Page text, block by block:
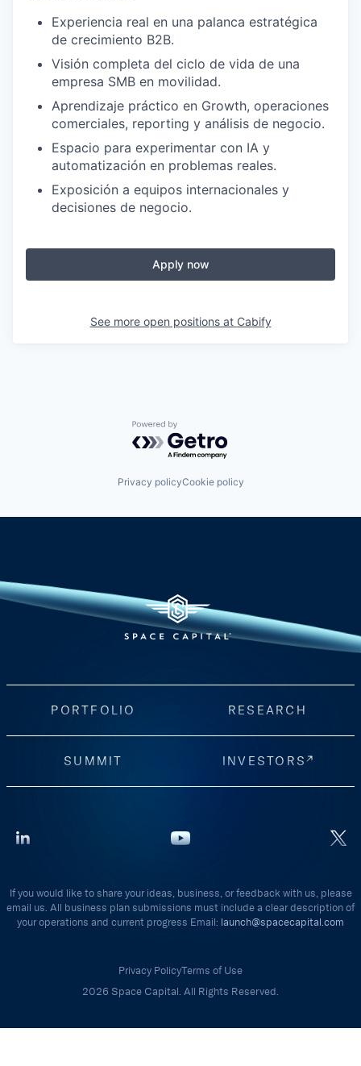
Experiencia real en una palanca estratégica
de crecimiento B2B.
Visión completa del ciclo de vida de una
empresa SMB en movilidad.
Aprendizaje práctico en Growth, operaciones
comerciales, reporting y análisis de negocio.
Espacio para experimentar con IA y
automatización en problemas reales.
Exposición a equipos internacionales y
decisiones de negocio.
Apply now
See more open positions at Cabify
Powered by Getro.com
Privacy policyCookie policy
PORTFOLIO RESEARCH
SUMMIT INVESTORS
If you would like to share your ideas, business, or feedback with us, please
email us. All business plan submissions must include a clear description of
your operations and current progress Email: launch@spacecapital.com
Privacy PolicyTerms of Use
2026 Space Capital. All Rights Reserved.